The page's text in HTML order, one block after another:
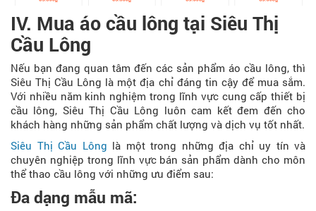
IV. Mua áo cầu lông tại Siêu Thị
Cầu Lông
Nếu bạn đang quan tâm đến các sản phẩm áo cầu lông, thì
Siêu Thị Cầu Lông là một địa chỉ đáng tin cậy để mua sắm.
Với nhiều năm kinh nghiệm trong lĩnh vực cung cấp thiết bị
cầu lông, Siêu Thị Cầu Lông luôn cam kết đem đến cho
khách hàng những sản phẩm chất lượng và dịch vụ tốt nhất.
Siêu Thị Cầu Lông là một trong những địa chỉ uy tín và
chuyên nghiệp trong lĩnh vực bán sản phẩm dành cho môn
thể thao cầu lông với những ưu điểm sau:
Đa dạng mẫu mã: